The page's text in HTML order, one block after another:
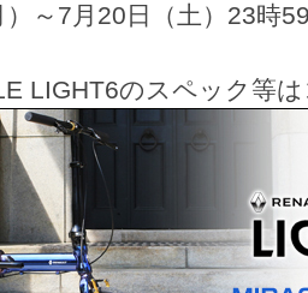
～7月20日（土）23時
LIGHT6のスペック等